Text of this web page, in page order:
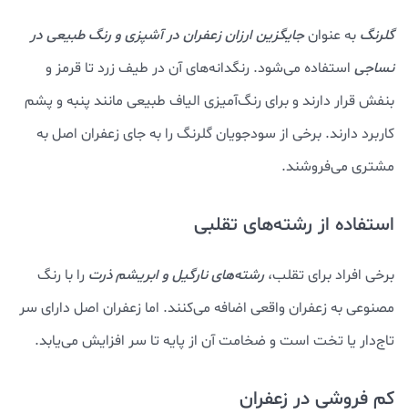
گلرنگ به عنوانجایگزین ارزان زعفران در آشپزی و رنگ طبیعی در
نساجی استفاده می‌شود. رنگدانه‌های آن در طیف زرد تا قرمز و
بنفش قرار دارند و برای رنگ‌آمیزی الیاف طبیعی مانند پنبه و پشم
کاربرد دارند. برخی از سودجویان گلرنگ را به جای زعفران اصل به
مشتری می‌فروشند.
استفاده از رشته‌های تقلبی
برخی افراد برای تقلب،رشته‌های نارگیل و ابریشم ذرت را با رنگ
مصنوعی به زعفران واقعی اضافه می‌کنند. اما زعفران اصل دارای سر
تاج‌دار یا تخت است و ضخامت آن از پایه تا سر افزایش می‌یابد.
کم فروشی در زعفران